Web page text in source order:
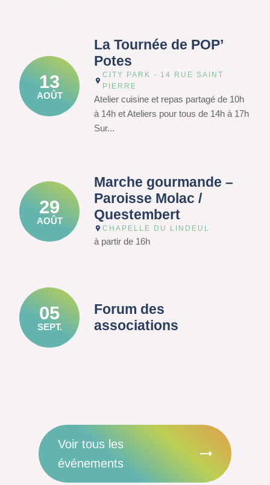
13
AOÛT
La Tournée de POP’
Potes
CITY PARK - 14 RUE SAINT
PIERRE
Atelier cuisine et repas partagé de 10h
à 14h et Ateliers pour tous de 14h à 17h
Sur...
29
AOÛT
Marche gourmande –
Paroisse Molac /
Questembert
CHAPELLE DU LINDEUL
à partir de 16h
05
SEPT.
Forum des
associations
Voir tous les
événements